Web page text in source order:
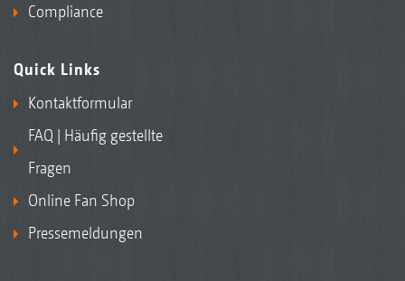
Compliance
Quick Links
Kontaktformular
FAQ | Häufig gestellte
Fragen
Online Fan Shop
Pressemeldungen